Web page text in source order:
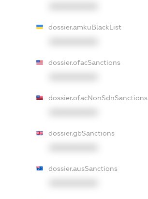
dossier.amkuBlackList
dossier.ofacSanctions
dossier.ofacNonSdnSanctions
dossier.gbSanctions
dossier.ausSanctions